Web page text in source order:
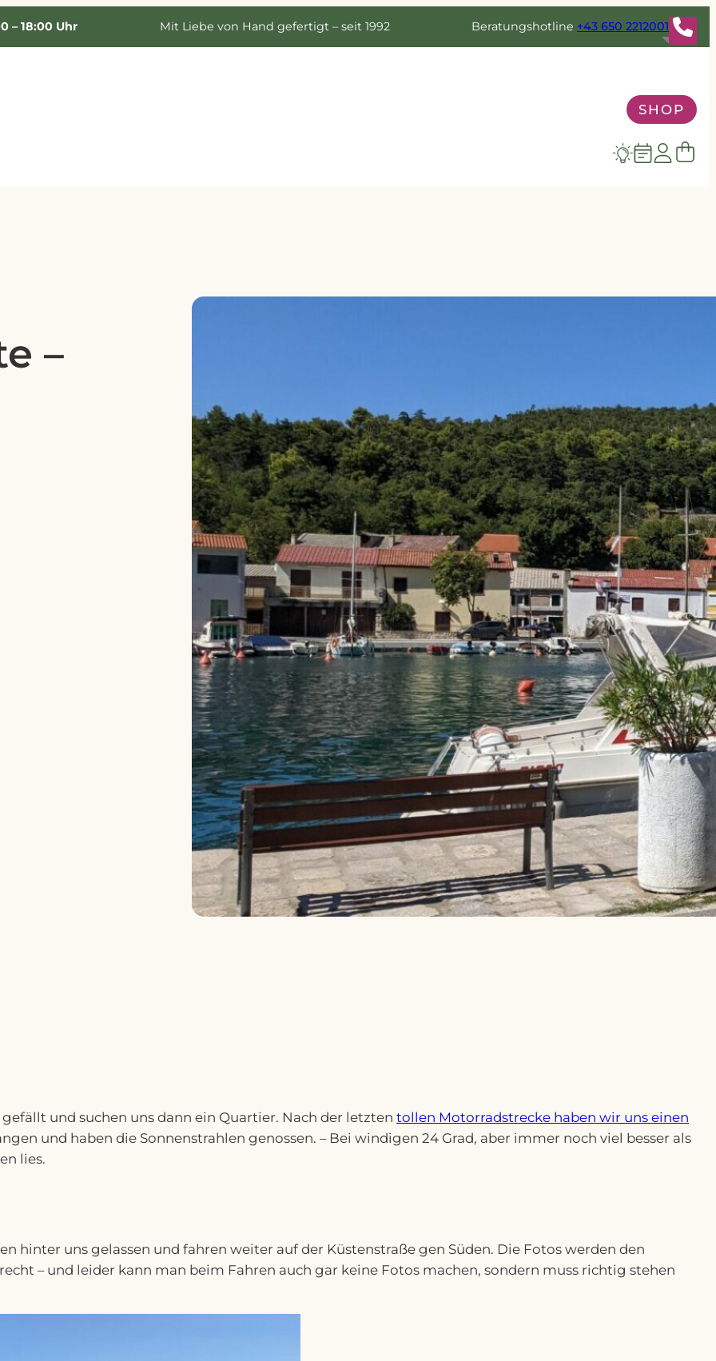
– 18:00 Uhr Mit Liebe von Hand gefertigt – seit 1992 Beratungshotline +43 650 2212001
SHOP
–
und suchen uns dann ein Quartier. Nach der letzten tollen Motorradstrecke haben wir uns einen
und haben die Sonnenstrahlen genossen. – Bei windigen 24 Grad, aber immer noch viel besser als
lies.
hinter uns gelassen und fahren weiter auf der Küstenstraße gen Süden. Die Fotos werden den
– und leider kann man beim Fahren auch gar keine Fotos machen, sondern muss richtig stehen